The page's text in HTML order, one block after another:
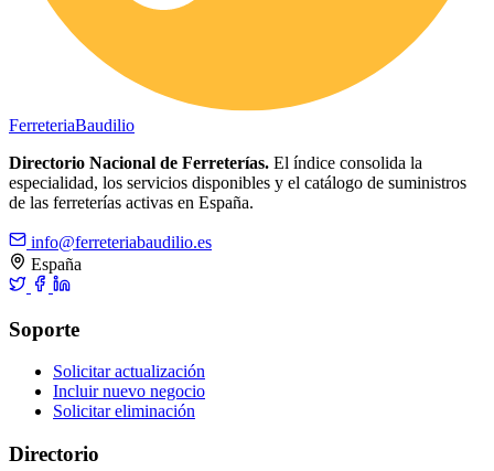
FerreteriaBaudilio
Directorio Nacional de Ferreterías. El índice consolida la
especialidad, los servicios disponibles y el catálogo de suministros
de las ferreterías activas en España.
info@ferreteriabaudilio.es
España
Soporte
Solicitar actualización
Incluir nuevo negocio
Solicitar eliminación
Directorio